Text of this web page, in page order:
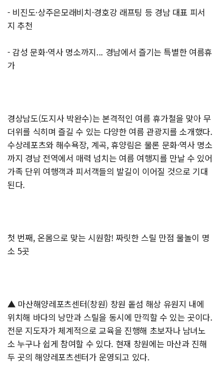
- 비진도·상주은모래비치·경호강 래프팅 등 경남 대표 피서
지 추천
- 감성 문화·역사 명소까지... 경남에서 즐기는 특별한 여름휴
가
경상남도(도지사 박완수)는 본격적인 여름 휴가철을 맞아 무
더위를 식히며 즐길 수 있는 다양한 여름 관광지를 소개했다.
수상레포츠와 해수욕장, 계곡, 휴양림은 물론 문화·역사 명소
까지 경남 전역에서 매력 넘치는 여름 여행지를 만날 수 있어
가족 단위 여행객과 피서객들의 발길이 이어질 것으로 기대
된다.
첫 번째, 온몸으로 맞는 시원함! 짜릿한 스릴 만점 물놀이 명
소 5곳
▲ 마산해양레포츠센터(창원) 창원 돝섬 해상 유원지 내에
위치해 바다의 낭만과 스릴을 동시에 만끽할 수 있는 곳이다.
전문 지도자가 체계적으로 교육을 진행해 초보자나 남녀노
소 누구나 쉽게 참여할 수 있다. 현재 창원에는 마산과 진해
두 곳의 해양레포츠센터가 운영되고 있다.